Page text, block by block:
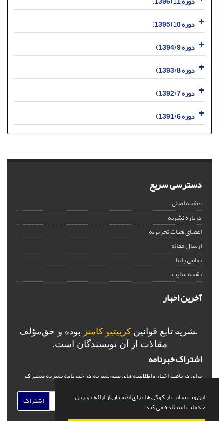
این وب سایت از کوکی ها برای اطمینان از ارائه بهترین
خدمات استفاده می کند.
دوره 10 (1395)
دوره 9 (1394)
دوره 8 (1393)
دوره 7 (1392)
دوره 6 (1391)
دسترسی سریع
صفحه اصلی
درباره نشریه
اعضای هیات تحریریه
ارسال مقاله
تماس با ما
نقشه سایت
آخرین اخبار
نشریه تابع قوانین کرییتیو کامنز بوده و حق‌مؤلف
مقالات از آن نویسندگان است.
اشتراک خبرنامه
برای دریافت اخبار و اطلاعیه های مهم نشریه در خبرنامه نشریه مشترک
اشتراک